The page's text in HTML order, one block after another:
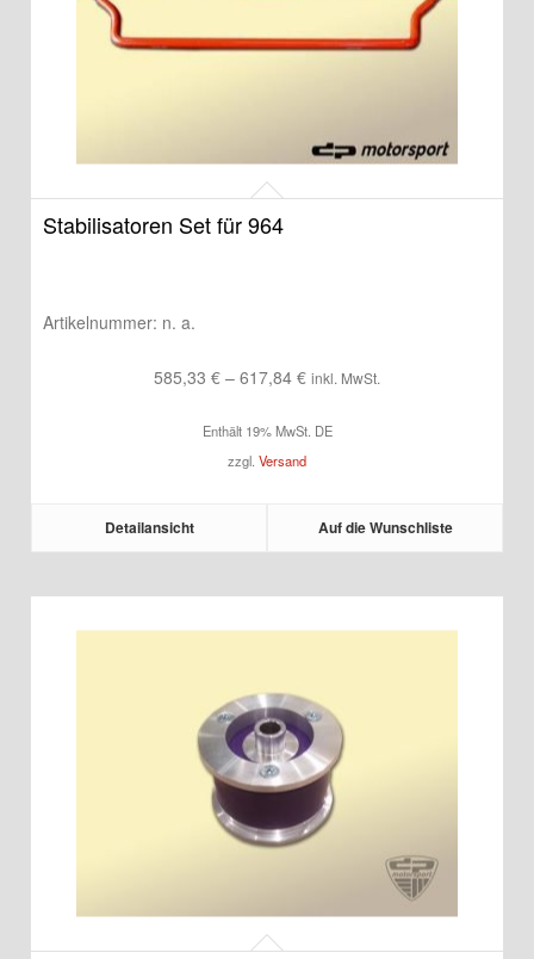
Stabilisatoren Set für 964
Artikelnummer: n. a.
585,33 € – 617,84 €Preisspanne:
bis
617,84 €
inkl. MwSt.
Enthält 19% MwSt. DE
zzgl. Versand
Detailansicht Auf die Wunschliste